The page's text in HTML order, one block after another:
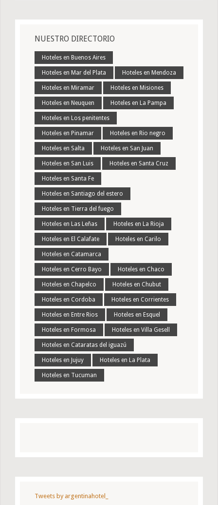
NUESTRO DIRECTORIO
Hoteles en Buenos Aires
Hoteles en Mar del Plata Hoteles en Mendoza
Hoteles en Miramar Hoteles en Misiones
Hoteles en Neuquen Hoteles en La Pampa
Hoteles en Los penitentes
Hoteles en Pinamar Hoteles en Rio negro
Hoteles en Salta Hoteles en San Juan
Hoteles en San Luis Hoteles en Santa Cruz
Hoteles en Santa Fe
Hoteles en Santiago del estero
Hoteles en Tierra del fuego
Hoteles en Las Leñas Hoteles en La Rioja
Hoteles en El Calafate Hoteles en Carilo
Hoteles en Catamarca
Hoteles en Cerro Bayo Hoteles en Chaco
Hoteles en Chapelco Hoteles en Chubut
Hoteles en Cordoba Hoteles en Corrientes
Hoteles en Entre Rios Hoteles en Esquel
Hoteles en Formosa Hoteles en Villa Gesell
Hoteles en Cataratas del iguazú
Hoteles en Jujuy Hoteles en La Plata
Hoteles en Tucuman
Tweets by argentinahotel_